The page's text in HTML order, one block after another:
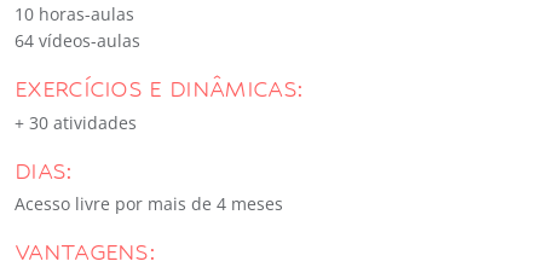
10 horas-aulas
64 vídeos-aulas
EXERCÍCIOS E DINÂMICAS:
+ 30 atividades
DIAS:
Acesso livre por mais de 4 meses
VANTAGENS: